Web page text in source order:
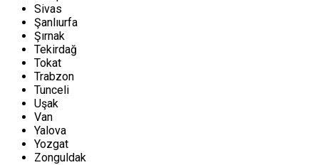
Sivas
Şanlıurfa
Şırnak
Tekirdağ
Tokat
Trabzon
Tunceli
Uşak
Van
Yalova
Yozgat
Zonguldak